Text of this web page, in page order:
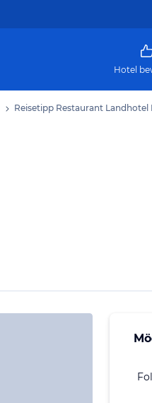
Hotel
Reisetipp Restaurant